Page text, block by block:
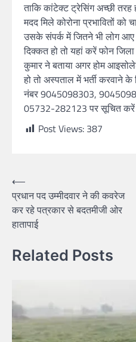
ताकि कांटेक्ट ट्रेसिंग अच्छी तरह
मदद मिले कोरोना प्रभावितों को
उसके संपर्क में जितने भी लोग आए
दिक्कत हो तो यहां करें फोन
कुमार ने बताया अगर होम
हो तो अस्पताल में भर्ती करवाने
नंबर 9045098303,
05732-282123 पर सूचित
Post Views: 387
⟵
प्रधान पद उम्मीदवार ने की कवरेज
कर रहे पत्रकार से बदतमीजी ओर
हातापाई
Related Posts